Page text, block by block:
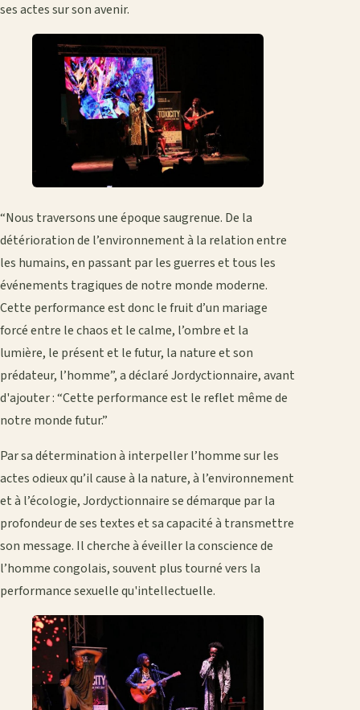
ses actes sur son avenir.
“Nous traversons une époque saugrenue. De la
détérioration de l’environnement à la relation entre
les humains, en passant par les guerres et tous les
événements tragiques de notre monde moderne.
Cette performance est donc le fruit d’un mariage
forcé entre le chaos et le calme, l’ombre et la
lumière, le présent et le futur, la nature et son
prédateur, l’homme”, a déclaré Jordyctionnaire, avant
d'ajouter : “Cette performance est le reflet même de
notre monde futur.”
Par sa détermination à interpeller l’homme sur les
actes odieux qu’il cause à la nature, à l’environnement
et à l’écologie, Jordyctionnaire se démarque par la
profondeur de ses textes et sa capacité à transmettre
son message. Il cherche à éveiller la conscience de
l’homme congolais, souvent plus tourné vers la
performance sexuelle qu'intellectuelle.